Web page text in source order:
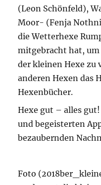
(Leon Schönfeld),
Moor- (Fenja
die Wetterhexe
mitgebracht hat, um
der kleinen Hexe zu
anderen Hexen das
Hexenbücher.
Hexe gut – alles
und begeisterten
bezaubernden
Foto